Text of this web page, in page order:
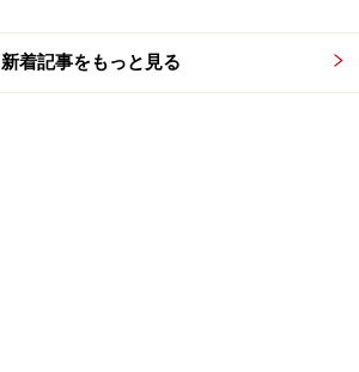
新着記事をもっと見る